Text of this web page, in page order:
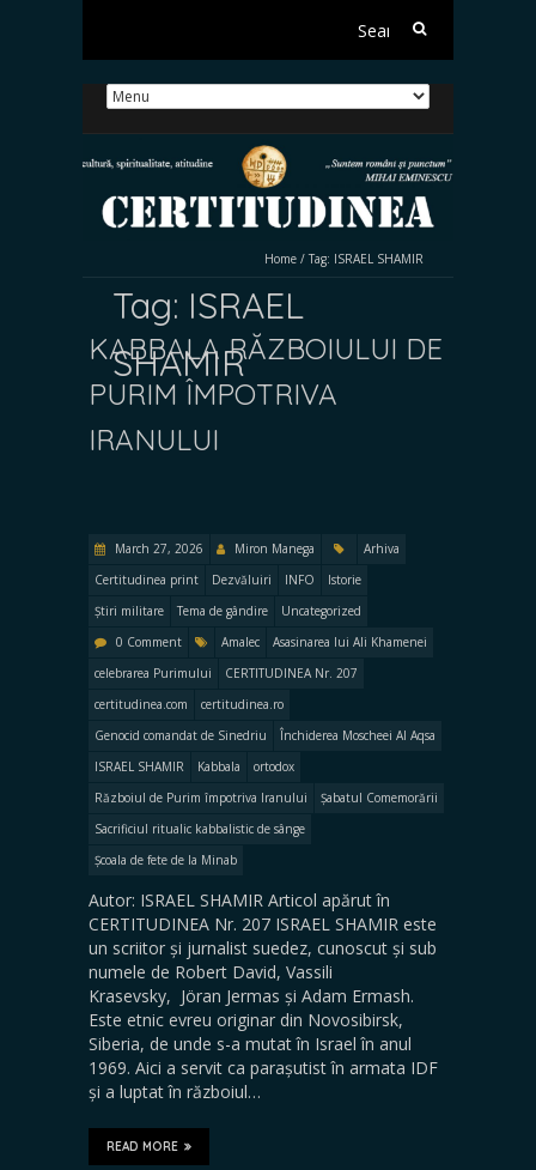
Search
Home / Tag: ISRAEL SHAMIR
Tag: ISRAEL
SHAMIR
KABBALA RĂZBOIULUI DE
PURIM ÎMPOTRIVA
IRANULUI
March 27, 2026 Miron Manega
Arhiva
Certitudinea print
Dezvăluiri INFO
Istorie
Știri militare
Tema de gândire
Uncategorized
0 Comment
Amalec
Asasinarea lui Ali Khamenei
celebrarea Purimului
CERTITUDINEA Nr. 207
certitudinea.com
certitudinea.ro
Genocid comandat de Sinedriu
Închiderea Moscheei Al Aqsa
ISRAEL SHAMIR
Kabbala
ortodox
Războiul de Purim împotriva Iranului
Șabatul Comemorării
Sacrificiul ritualic kabbalistic de sânge
Școala de fete de la Minab
Autor: ISRAEL SHAMIR Articol apărut în
CERTITUDINEA Nr. 207 ISRAEL SHAMIR este
un scriitor și jurnalist suedez, cunoscut și sub
numele de Robert David, Vassili
Krasevsky, Jöran Jermas și Adam Ermash.
Este etnic evreu originar din Novosibirsk,
Siberia, de unde s-a mutat în Israel în anul
1969. Aici a servit ca parașutist în armata IDF
și a luptat în războiul…
READ MORE